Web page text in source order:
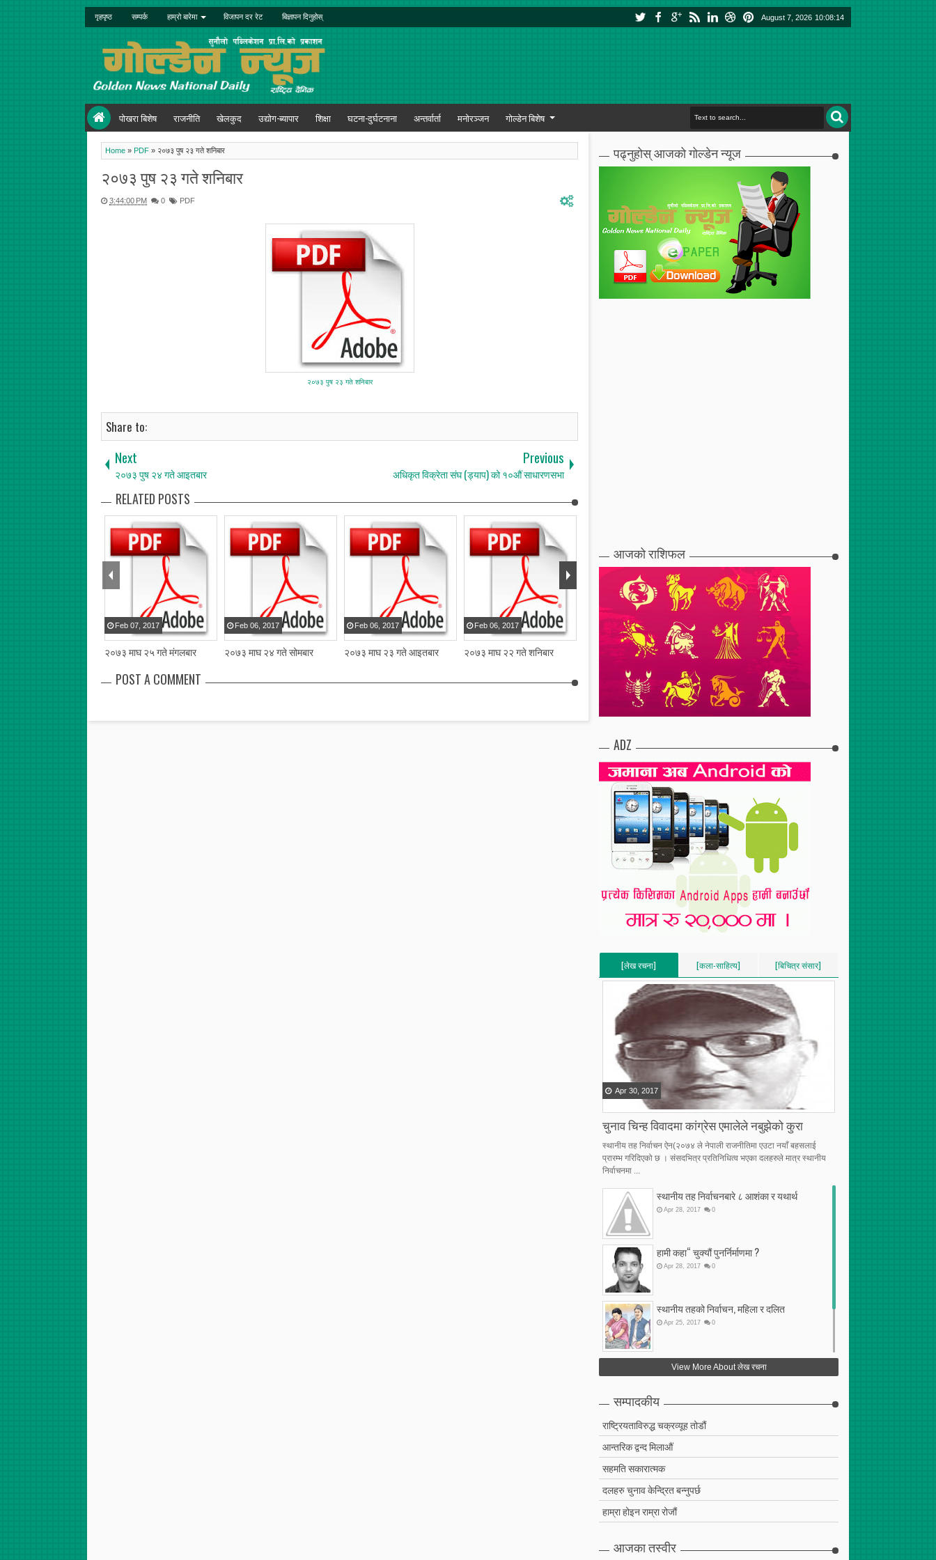
गृहपृष्ठ सम्पर्क हाम्रो बारेमा विजापन दर रेट बिज्ञापन दिनुहोस् August 7, 2026 10:08:14
पोखरा बिशेष राजनीति खेलकुद उद्योग-ब्यापार शिक्षा घटना-दुर्घटनाना अन्तर्वार्ता मनोरञ्जन गोल्डेन बिशेष
Home » PDF » २०७३ पुष २३ गते शनिबार
२०७३ पुष २३ गते शनिबार
3:44:00 PM 0 PDF
२०७३ पुष २३ गते शनिबार
Share to:
Next
२०७३ पुष २४ गते आइतबार
Previous
अधिकृत विक्रेता संघ (ड्याप) को १०औं साधारणसभा
RELATED POSTS
२०७३ माघ २५ गते मंगलबार
Feb 07 2017
२०७३ माघ २४ गते सोमबार
Feb 06 2017
२०७३ माघ २३ गते आइतबार
Feb 06 2017
२०७३ माघ २२ गते शनिबार
Feb 06 2017
२०७३ माघ २१ गते शुक्रबार
Feb 03 ,2017
माघ २० गते बिहीबार
Feb 02,
POST A COMMENT
पढ्नुहोस् आजको गोल्डेन न्यूज
आजको राशिफल
ADZ
[लेख रचना]
[VERTICAL]
[RECENT][5]
[कला-साहित्य]
[VERTICAL]
[बिचित्र संसार]
[VERTICAL]
[RECENT][5]
चुनाव चिन्ह विवादमा कांग्रेस एमालेले नबुझेको कुरा
Apr 30 2017
स्थानीय तह निर्वाचन ऐन(२०७४ ले नेपाली राजनीतिमा एउटा नयाँ बहसलाई
प्रारम्भ गरिदिएको छ । संसदभित्र प्रतिनिधित्व भएका दलहरुले मात्र स्थानीय
निर्वाचनमा ...
स्थानीय तह निर्वाचनबारे ८ आशंका र यथार्थ
Apr 28 2017 0
हामी कहा“ चुक्यौं पुनर्निर्माणमा ?
Apr 28 2017 0
स्थानीय तहको निर्वाचन, महिला र दलित
Apr 25 2017 0
फेरि अर्को गलत सहमति
View More About लेख रचना
सम्पादकीय
राष्ट्रियताविरुद्ध चक्रव्यूह तोडौं
आन्तरिक द्वन्द मिलाऔं
सहमति सकारात्मक
दलहरु चुनाव केन्द्रित बन्नुपर्छ
हाम्रा होइन राम्रा रोजौं
आजका तस्वीर